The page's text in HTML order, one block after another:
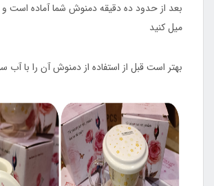
بعد از حدود ده دقیقه دمنوش شما آماده است و
میل کنید
بهتر است قبل از استفاده از دمنوش آن را با